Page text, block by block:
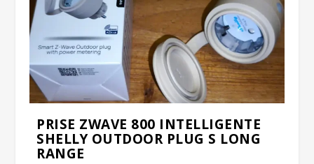
PRISE ZWAVE 800 INTELLIGENTE
SHELLY OUTDOOR PLUG S LONG
RANGE